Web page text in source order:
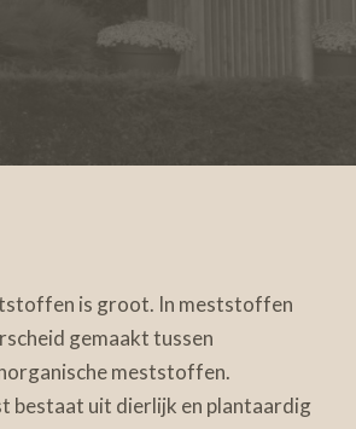
is groot. In meststoffen
gemaakt tussen
meststoffen.
bestaat uit dierlijk en plantaardig